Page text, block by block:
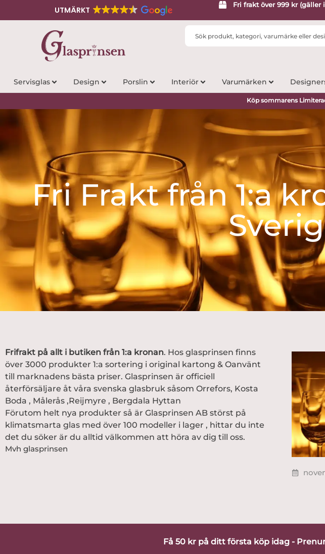
UTMÄRKT
Fri frakt över 999 kr (gäller
Search
Servisglas Design Porslin Interiör Varumärken
Köp sommarens
Fri Frakt från 1:a
Frifrakt på allt i butiken från 1:a kronan. Hos glasprinsen finns
över 3000 produkter 1:a sortering i original kartong & Oanvänt
till marknadens bästa priser. Glasprinsen är officiell
återförsäljare åt våra svenska glasbruk såsom Orrefors, Kosta
Boda , Målerås ,Reijmyre , Bergdala Hyttan
Förutom helt nya produkter så är Glasprinsen AB störst på
klimatsmarta glas med över 100 modeller i lager , hittar du inte
det du söker är du alltid välkommen att höra av dig till oss.
Mvh glasprinsen
Få 50 kr på ditt första köp idag -